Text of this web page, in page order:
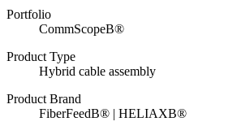
Portfolio
CommScopeВ®
Product Type
Hybrid cable assembly
Product Brand
FiberFeedВ® | HELIAXВ®